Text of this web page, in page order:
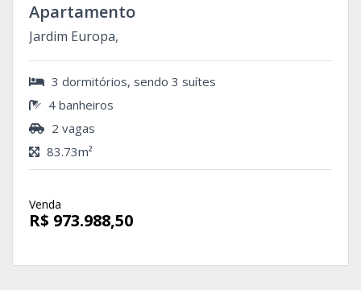
Apartamento
Jardim Europa,
3 dormitórios, sendo 3 suítes
4 banheiros
2 vagas
83.73m²
Venda
R$ 973.988,50